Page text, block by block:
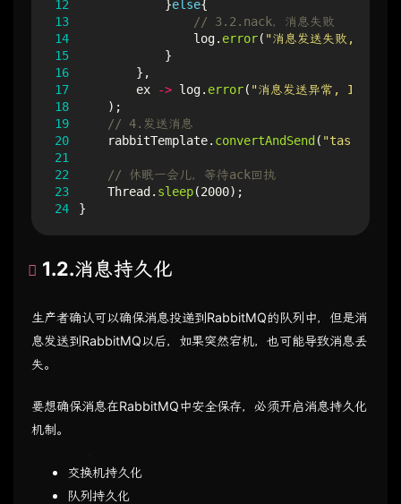
12
13
14
15
16
17
18
19
20
21
22
23
24
}else{
// 3.2.nack，消息失败
log. error( "消息发送失败,
}
},
ex
-> log. error( "消息发送异常, ID:{},
);
// 4.发送消息
rabbitTemplate. convertAndSend (
// 休眠一会儿，等待ack回执
Thread . sleep(2000);
}
1.2.消息持久化
生产者确认可以确保消息投递到RabbitMQ的队列中，但是消
息发送到RabbitMQ以后，如果突然宕机，也可能导致消息丢
失。
要想确保消息在RabbitMQ中安全保存，必须开启消息持久化
机制。
交换机持久化
队列持久化